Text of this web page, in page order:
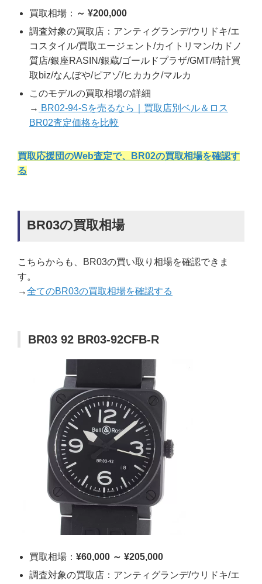
買取相場： ～ ¥200,000
調査対象の買取店：アンティグランデ/ウリドキ/エ
コスタイル/買取エージェント/カイトリマン/カドノ
質店/銀座RASIN/銀蔵/ゴールドプラザ/GMT/時計買
取biz/なんぼや/ピアゾ/ヒカカク/マルカ
このモデルの買取相場の詳細
→ BR02-94-Sを売るなら｜買取店別ベル＆ロス
BR02査定価格を比較
買取応援団のWeb査定で、BR02の買取相場を確認す
る
BR03の買取相場
こちらからも、BR03の買い取り相場を確認できま
す。
→全てのBR03の買取相場を確認する
BR03 92 BR03-92CFB-R
買取相場： ¥60,000 ～ ¥205,000
調査対象の買取店：アンティグランデ/ウリドキ/エ